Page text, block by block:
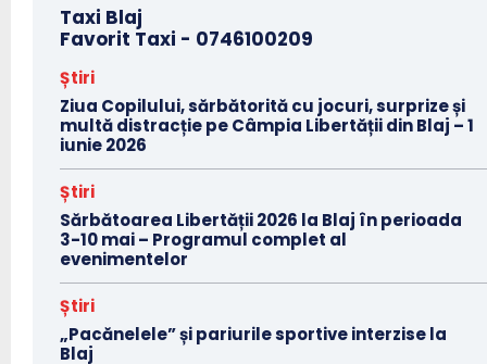
Taxi Blaj
Favorit Taxi - 0746100209
Știri
Ziua Copilului, sărbătorită cu jocuri, surprize și
multă distracție pe Câmpia Libertății din Blaj – 1
iunie 2026
Știri
Sărbătoarea Libertății 2026 la Blaj în perioada
3-10 mai – Programul complet al
evenimentelor
Știri
„Pacănelele” și pariurile sportive interzise la
Blaj